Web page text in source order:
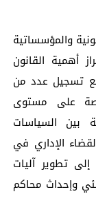
والمؤسساتية
أهمية القانون
مع تسجيل عدد من
على مستوى
بين السياسات
الإداري في
تطوير آليات
وإحداث محاكم